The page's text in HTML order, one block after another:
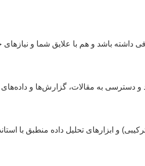
داشته باشد و هم با علایق شما و
به مقالات، گزارش‌ها و داده‌های
و ابزارهای تحلیل داده منطبق با